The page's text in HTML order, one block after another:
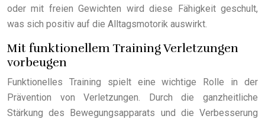
oder mit freien Gewichten wird diese Fähigkeit geschult,
was sich positiv auf die Alltagsmotorik auswirkt.
Mit funktionellem Training Verletzungen
vorbeugen
Funktionelles Training spielt eine wichtige Rolle in der
Prävention von Verletzungen. Durch die ganzheitliche
Stärkung des Bewegungsapparats und die Verbesserung